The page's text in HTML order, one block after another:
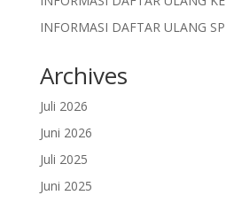
INFORMASI DAFTAR ULANG
Archives
Juli 2026
Juni 2026
Juli 2025
Juni 2025